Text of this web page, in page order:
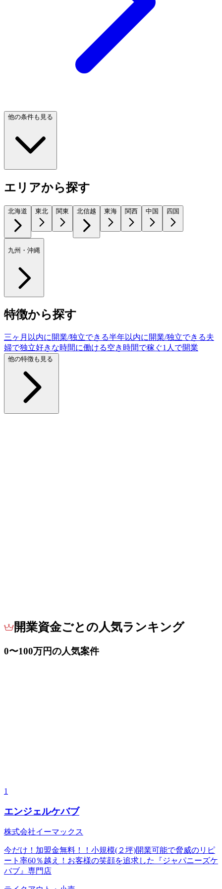
他の条件も見る
エリアから探す
北海道 東北 関東 北信越 東海 関西 中国 四国
九州・沖縄
特徴から探す
三ヶ月以内に開業/独立できる半年以内に開業/独立できる夫
婦で独立好きな時間に働ける空き時間で稼ぐ1人で開業
他の特徴も見る
開業資金ごとの人気ランキング
0〜100万円の人気案件
1
エンジェルケバブ
株式会社イーマックス
今だけ！加盟金無料！！小規模(２坪)開業可能で脅威のリピ
ート率60％越え！お客様の笑顔を追求した『ジャパニーズケ
バブ』専門店